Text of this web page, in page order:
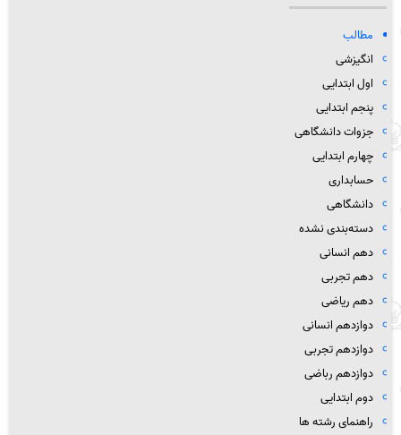
مطالب
انگیزشی
اول ابتدایی
پنجم ابتدایی
جزوات دانشگاهی
چهارم ابتدایی
حسابداری
دانشگاهی
دسته‌بندی نشده
دهم انسانی
دهم تجربی
دهم ریاضی
دوازدهم انسانی
دوازدهم تجربی
دوازدهم رباضی
دوم ابتدایی
راهنمای رشته ها